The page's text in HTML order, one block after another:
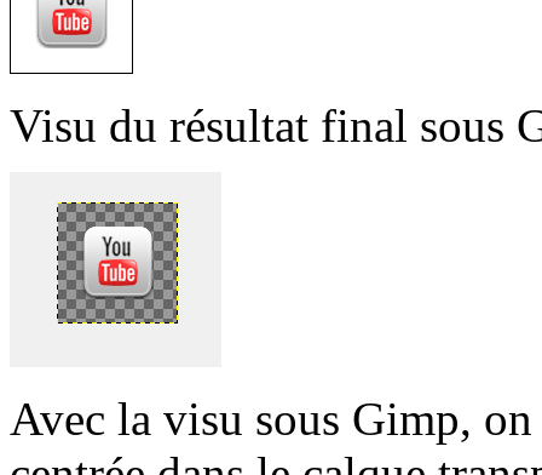
Visu du résultat final sous
Avec la visu sous Gimp,